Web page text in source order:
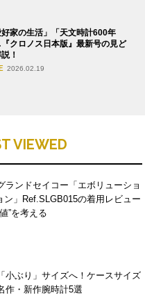
好家の生活」「天文時計600年
クロノス日本版』最新号の見ど
！
2026.02.19
VIEWED
ランドセイコー「エボリューショ
ン」Ref.SLGB015の着用レビュー
”を考える
小ぶり」サイズへ！ケースサイズ
作・新作腕時計5選